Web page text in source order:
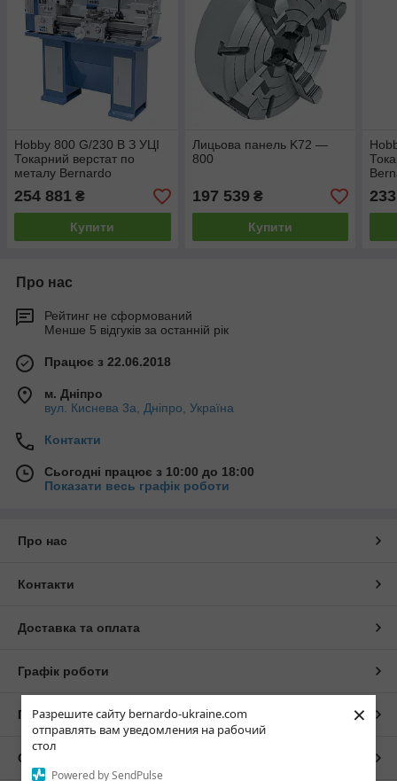
Разрешите сайту bernardo-ukraine.com
отправлять вам уведомления на рабочий
стол
Powered by SendPulse
×
Hobby 800 G/230 В З УЦІ
Токарний верстат по
металу Bernardo
254 881 ₴
Купити
Лицьова панель K72 —
800
197 539₴
Купити
Про нас
Рейтинг не сформований
Менше 5 відгуків за останній рік
Працює з 22.06.2018
м. Дніпро
вул. Киснева 3а, Дніпро, Україна
Контакти
Сьогодні працює з 10:00 до 18:00
Показати весь графік роботи
Про нас
Контакти
Доставка та оплата
Графік роботи
Повна версія сайту
Сайт створено на маркетплейсі